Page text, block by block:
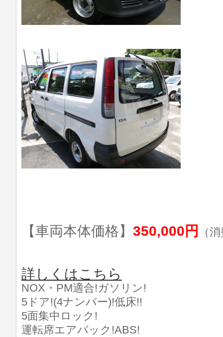
【車両本体価格】 350,000円 （
詳しくはこちら
NOX・PM適合!ガソリン!
5ドア!(4ナンバー)!低床!!
5面集中ロック!
運転席エアバック!ABS!